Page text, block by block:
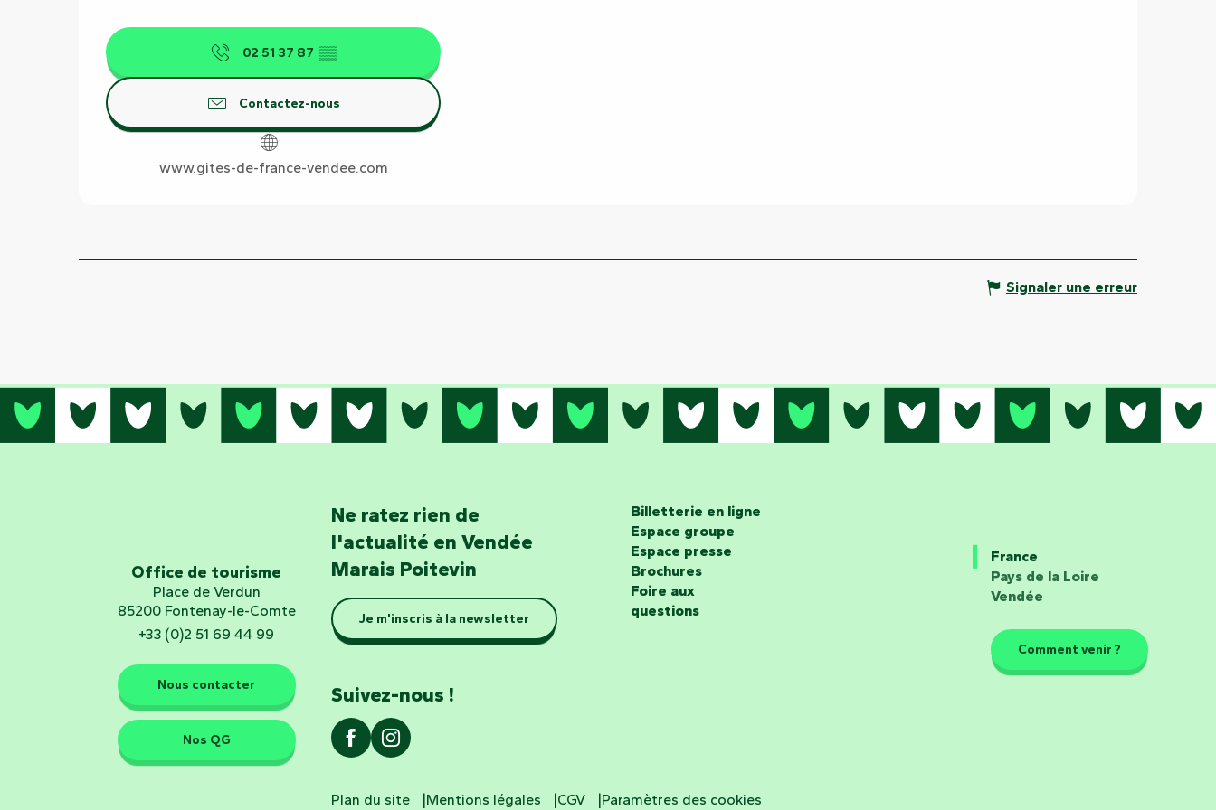
02 51 37 87 ▒▒
Contactez-nous
www.gites-de-france-vendee.com
Signaler une erreur
Office de tourisme
Place de Verdun
85200 Fontenay-le-Comte
+33 (0)2 51 69 44 99
Nous contacter
Nos QG
Ne ratez rien de
l'actualité en Vendée
Marais Poitevin
Je m'inscris à la newsletter
Suivez-nous !
Billetterie en ligne
Espace groupe
Espace presse
Brochures
Foire aux
questions
Plan du site Mentions légales CGV Paramètres des cookies
France
Pays de la Loire
Vendée
Comment venir ?